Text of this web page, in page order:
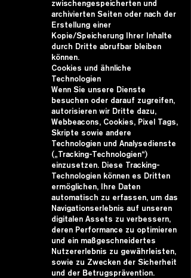
zwischengespeicherten und
archivierten Seiten oder nach der
Erstellung einer
Kopie/Speicherung Ihrer Inhalte
durch Dritte abrufbar bleiben
können.
Cookies und ähnliche
Technologien
Wenn Sie unsere Dienste
besuchen oder darauf zugreifen,
autorisieren wir Dritte dazu,
Webbeacons, Cookies, Pixel Tags,
Skripte sowie andere
Technologien und Analysedienste
(„Tracking-Technologien“)
einzusetzen. Diese Tracking-
Technologien können es Dritten
ermöglichen, Ihre Daten
automatisch zu erfassen, um das
Navigationserlebnis auf unseren
digitalen Assets zu verbessern,
deren Performance zu optimieren
und ein maßgeschneidertes
Nutzererlebnis zu gewährleisten,
sowie zu Zwecken der Sicherheit
und der Betrugsprävention.